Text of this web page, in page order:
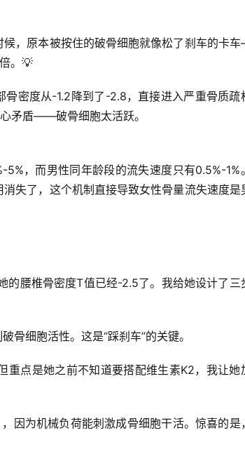
候，原本被按住的破骨细胞就像松了刹车的卡
。💡
密度从-1.2降到了-2.8，直接进入严重骨质疏
心矛盾——破骨细胞太活跃。
，而男性同年龄段的流失速度只有0.5%-1%。
失了，这个机制直接导致女性骨量流失速度是
的腰椎骨密度T值已经-2.5了。我给她设计了三
细胞活性。这是“踩刹车”的关键。
点是她之前不知道要搭配维生素K2，我让她
为机械负荷能刺激成骨细胞干活。惊喜的是